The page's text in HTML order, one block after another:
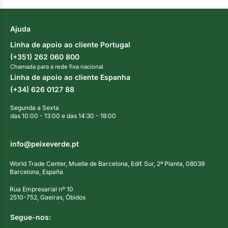
Ajuda
Linha de apoio ao cliente Portugal
(+351) 262 060 800
Chamada para a rede fixa nacional
Linha de apoio ao cliente Espanha
(+34) 626 0127 88
Segunda a Sexta
das 10:00 - 13:00 e das 14:30 - 18:00
info@peixeverde.pt
World Trade Center, Muelle de Barcelona, Edif. Sur, 2ª Planta, 08039
Barcelona, España
Rua Empresarial nº 10
2510-752, Gaeiras, Óbidos
Segue-nos: